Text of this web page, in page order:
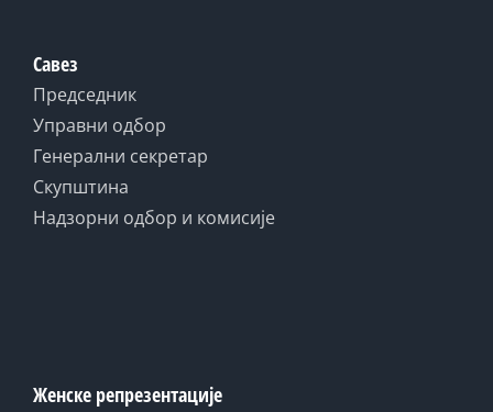
Савез
Председник
Управни одбор
Генерални секретар
Скупштина
Надзорни одбор и комисије
Женске репрезентације